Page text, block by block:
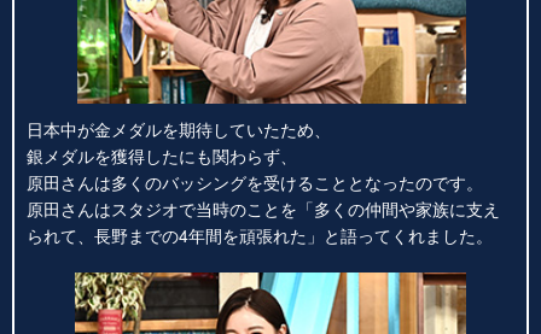
日本中が金メダルを期待していたため、
銀メダルを獲得したにも関わらず、
原田さんは多くのバッシングを受けることとなったのです。
原田さんはスタジオで当時のことを「多くの仲間や家族に支え
られて、長野までの4年間を頑張れた」と語ってくれました。